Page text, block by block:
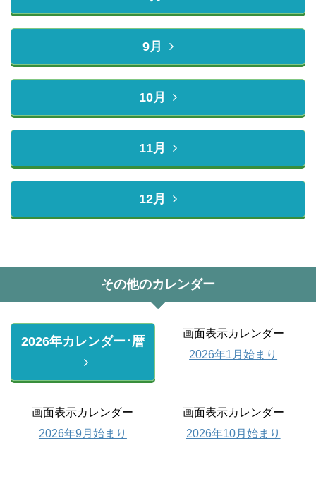
9月
10月
11月
12月
その他のカレンダー
2026年カレンダー･暦
画面表示カレンダー
2026年1月始まり
画面表示カレンダー
2026年9月始まり
画面表示カレンダー
2026年10月始まり